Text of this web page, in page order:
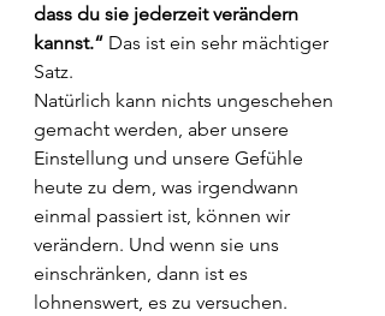
dass du sie jederzeit verändern
kannst.“ Das ist ein sehr mächtiger
Satz.
Natürlich kann nichts ungeschehen
gemacht werden, aber unsere
Einstellung und unsere Gefühle
heute zu dem, was irgendwann
einmal passiert ist, können wir
verändern. Und wenn sie uns
einschränken, dann ist es
lohnenswert, es zu versuchen.